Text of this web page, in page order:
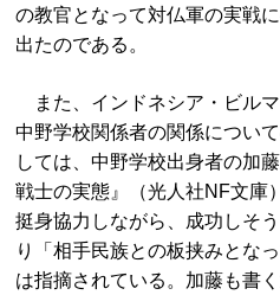
の教官となって対仏軍の実戦
出たのである。
また、インドネシア・ビル
中野学校関係者の関係につい
しては、中野学校出身者の加
戦士の実態』（光人社NF文庫
挺身協力しながら、成功しそ
り「相手民族との板挟みとな
は指摘されている。加藤も書